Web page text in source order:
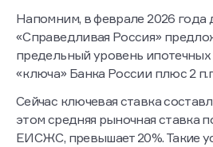
Напомним, в феврале 2026 года
«Справедливая Россия»
предельный уровень
«ключа» Банка России плюс 2
Сейчас ключевая ставка
этом средняя рыночная ставка
ЕИСЖС, превышает 20%. Такие